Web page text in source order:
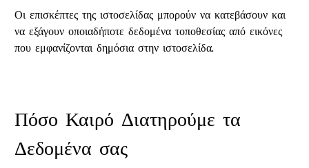
Οι επισκέπτες της ιστοσελίδας μπορούν να κατεβάσουν και
να εξάγουν οποιαδήποτε δεδομένα τοποθεσίας από εικόνες
που εμφανίζονται δημόσια στην ιστοσελίδα.
Πόσο Καιρό Διατηρούμε τα
Δεδομένα σας